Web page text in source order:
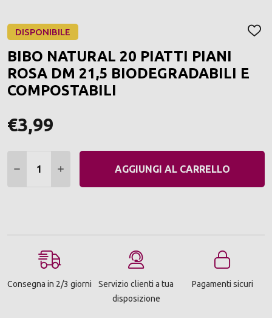
DISPONIBILE
BIBO NATURAL 20 PIATTI PIANI
ROSA DM 21,5 BIODEGRADABILI E
COMPOSTABILI
€3,99
DIMINUIRE QUANTITÀ:
AUMENTARE QUANTITÀ:
AGGIUNGI AL CARRELLO
Consegna in 2/3 giorni
Servizio clienti a tua
disposizione
Pagamenti sicuri